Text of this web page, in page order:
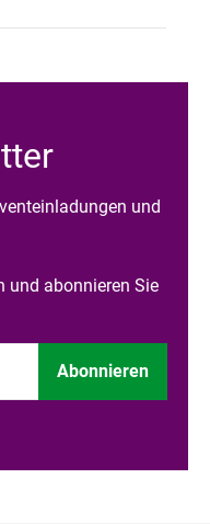
und
und abonnieren Sie
Abonnieren